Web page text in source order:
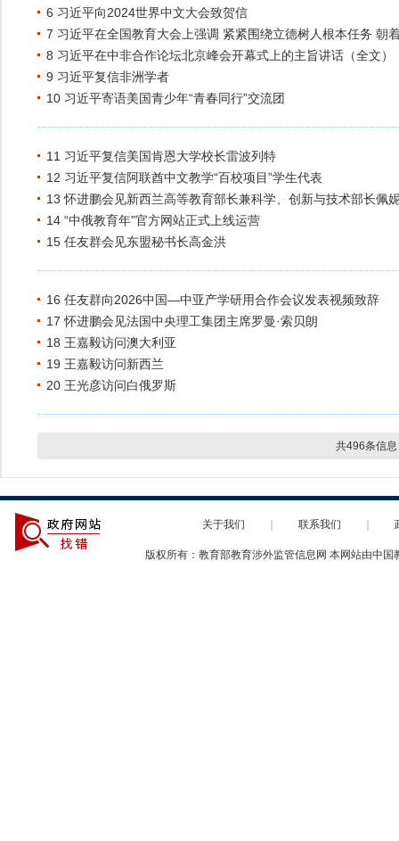
6 习近平向2024世界中文大会致贺信
7 习近平在全国教育大会上强调 紧紧围绕立德树人根本任务 朝
8 习近平在中非合作论坛北京峰会开幕式上的主旨讲话（全文）
9 习近平复信非洲学者
10 习近平寄语美国青少年“青春同行”交流团
11 习近平复信美国肯恩大学校长雷波列特
12 习近平复信阿联酋中文教学“百校项目”学生代表
13 怀进鹏会见新西兰高等教育部长兼科学、创新与技术部长佩
14 “中俄教育年”官方网站正式上线运营
15 任友群会见东盟秘书长高金洪
16 任友群向2026中国—中亚产学研用合作会议发表视频致辞
17 怀进鹏会见法国中央理工集团主席罗曼·索贝朗
18 王嘉毅访问澳大利亚
19 王嘉毅访问新西兰
20 王光彦访问白俄罗斯
共496条信
关于我们 联系我们
版权所有：教育部教育涉外监管信息网 本网站由中